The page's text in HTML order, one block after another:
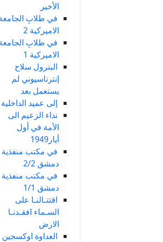
الأخير
في طلابِ
الاميركية 2
في طلابِ
الاميركية 1
البترول سلاح
إنترناسيوني لم
يستعمل بعد
إلى عميد الداخلية
نداء الزعيم الى
الأمة في أول
أيار1949
في مكتب منفذية
دمشق 2/2
في مكتب منفذية
دمشق 1/1
اقتتـالنـا على
السـماء افقـدنـا
الارض
العداوة اوكسجين